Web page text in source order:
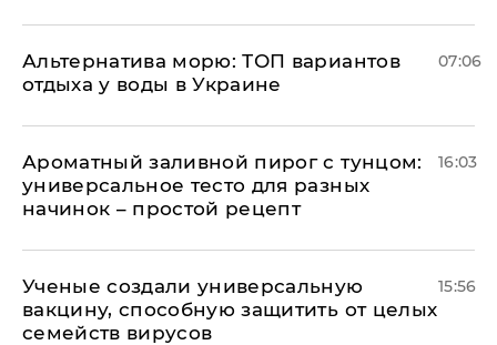
Альтернатива морю: ТОП вариантов
отдыха у воды в Украине
07:06
Ароматный заливной пирог с тунцом:
универсальное тесто для разных
начинок – простой рецепт
16:03
Ученые создали универсальную
вакцину, способную защитить от целых
семейств вирусов
15:56